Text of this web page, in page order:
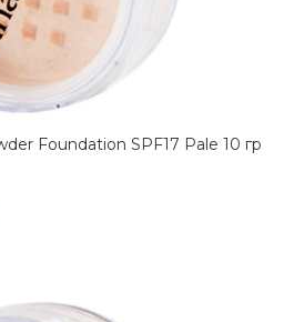
Foundation SPF17 Pale 10 гр